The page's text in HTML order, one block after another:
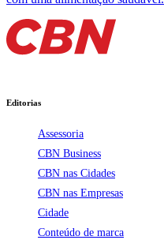
Editorias
Assessoria
CBN Business
CBN nas Cidades
CBN nas Empresas
Cidade
Conteúdo de marca